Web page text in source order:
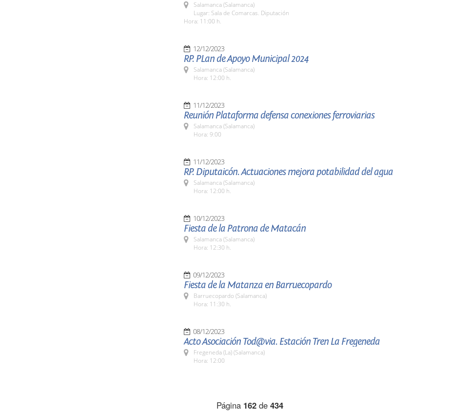
Salamanca (Salamanca)
Lugar: Sala de Comarcas. Diputación
Hora: 11:00 h.
12/12/2023
RP. PLan de Apoyo Municipal 2024
Salamanca (Salamanca)
Hora: 12:00 h.
11/12/2023
Reunión Plataforma defensa conexiones ferroviarias
Salamanca (Salamanca)
Hora: 9:00
11/12/2023
RP. Diputaicón. Actuaciones mejora potabilidad del agua
Salamanca (Salamanca)
Hora: 12:00 h.
10/12/2023
Fiesta de la Patrona de Matacán
Salamanca (Salamanca)
Hora: 12:30 h.
09/12/2023
Fiesta de la Matanza en Barruecopardo
Barruecopardo (Salamanca)
Hora: 11:30 h.
08/12/2023
Acto Asociación Tod@via. Estación Tren La Fregeneda
Fregeneda (La) (Salamanca)
Hora: 12:00
Página 162de 434